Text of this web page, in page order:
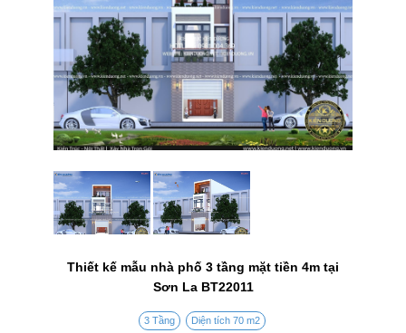
Thiết kế mẫu nhà phố 3 tầng mặt tiền 4m tại
Sơn La BT22011
3 Tầng Diện tích 70 m2